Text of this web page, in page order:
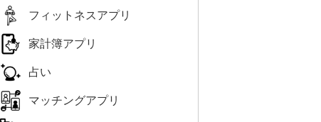
フィットネスアプリ
家計簿アプリ
占い
マッチングアプリ